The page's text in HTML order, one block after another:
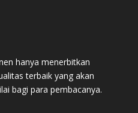
hanya menerbitkan
terbaik yang akan
bagi para pembacanya.